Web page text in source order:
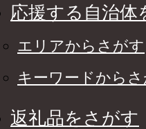
応援する自治体
エリアからさがす
キーワードから
返礼品をさがす